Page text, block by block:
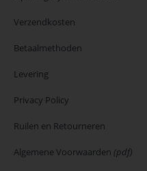
Verzendkosten
Betaalmethoden
Levering
Privacy Policy
Ruilen en Retourneren
Algemene Voorwaarden (pdf)